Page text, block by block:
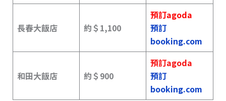
長春大飯店 約＄1,100
預訂agoda
預訂
booking.com
和田大飯店 約＄900
預訂agoda
預訂
booking.com